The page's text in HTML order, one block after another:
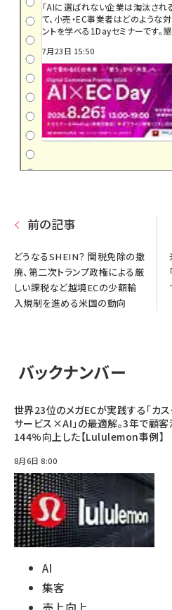
「AIに選ばれない企業は淘汰され
て、小売・EC事業者はどのような
ントを学べる1Dayセミナーです。
7月23日 15:50
前の記事
どうなるSHEIN？ 関税免除の撤
廃、第二次トランプ政権による厳
しい課税など越境ECの少額輸
入規制を進める米国の動向
バックナンバー
世界23位のメガECが実践する「カ
サービス×AI」の最適解。3年で顧
144%向上した【Lululemon事例】
8月6日 8:00
AI
集客